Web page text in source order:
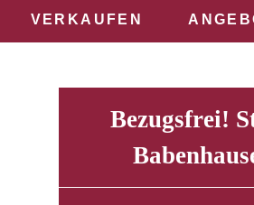
VERKAUFEN
Bezugsfrei!